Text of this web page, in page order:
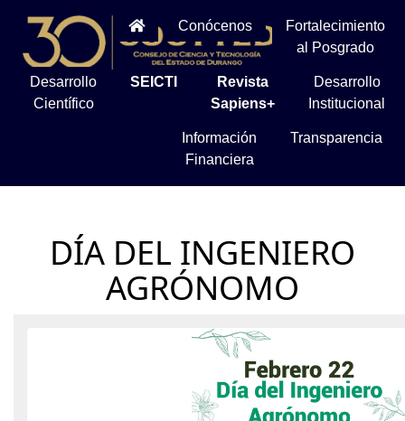
Conócenos
Fortalecimiento
al Posgrado
Desarrollo
Científico
SEICTI
Revista
Sapiens+
Desarrollo
Institucional
Información
Financiera
Transparencia
DÍA DEL INGENIERO
AGRÓNOMO